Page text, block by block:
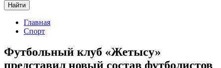
Найти
Главная
Спорт
Футбольный клуб «Жетысу»
представил новый состав футболистов